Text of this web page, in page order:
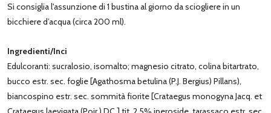
Si consiglia l'assunzione di 1 bustina al giorno da sciogliere in un
bicchiere d’acqua (circa 200 ml).
Ingredienti/Inci
Edulcoranti: sucralosio, isomalto; magnesio citrato, colina bitartrato,
bucco estr. sec. foglie [Agathosma betulina (P.J. Bergius) Pillans),
biancospino estr. sec. sommità fiorite [Crataegus monogyna Jacq. et